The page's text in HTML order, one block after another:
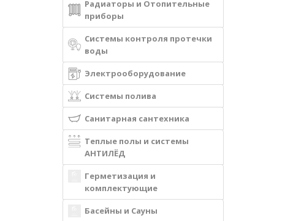
Радиаторы и Отопительные
приборы
Системы контроля протечки
воды
Электрооборудование
Системы полива
Санитарная сантехника
Теплые полы и системы
АНТИЛЁД
Герметизация и
комплектующие
Басейны и Сауны